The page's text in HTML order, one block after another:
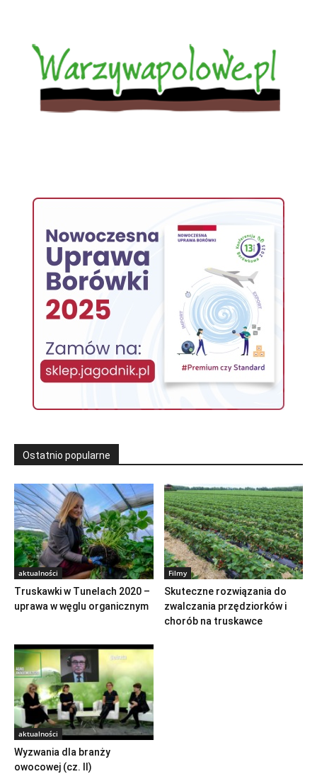
Ostatnio popularne
aktualności
Truskawki w Tunelach 2020 –
uprawa w węglu organicznym
Filmy
Skuteczne rozwiązania do
zwalczania przędziorków i
chorób na truskawce
aktualności
Wyzwania dla branży
owocowej (cz. II)